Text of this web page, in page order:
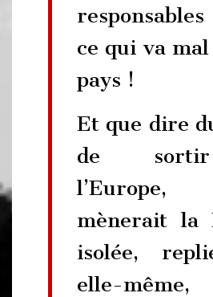
ce qui va
pays !
Et que dire
de
mènerait la
isolée,
elle-